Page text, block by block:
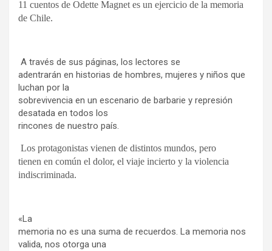
11 cuentos de Odette Magnet es un ejercicio de la memoria
de Chile.
A través de sus páginas, los lectores se
adentrarán en historias de hombres, mujeres y niños que
luchan por la
sobrevivencia en un escenario de barbarie y represión
desatada en todos los
rincones de nuestro país.
Los protagonistas vienen de distintos mundos, pero
tienen en común el dolor, el viaje incierto y la violencia
indiscriminada.
«La
memoria no es una suma de recuerdos. La memoria nos
valida, nos otorga una